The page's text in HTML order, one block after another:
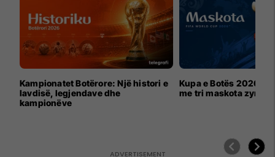
Kampionatet Botërore: Një histori e
lavdisë, legjendave dhe
kampionëve
Kupa e Botës 2026
me tri maskota zyrtare